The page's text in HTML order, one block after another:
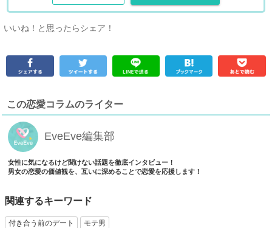
いいね！と思ったらシェア！
この恋愛コラムのライター
EveEve編集部
女性に気になるけど聞けない話題を徹底インタビュー！
男女の恋愛の価値観を、互いに深めることで恋愛を応援します！
関連するキーワード
付き合う前のデート モテ男